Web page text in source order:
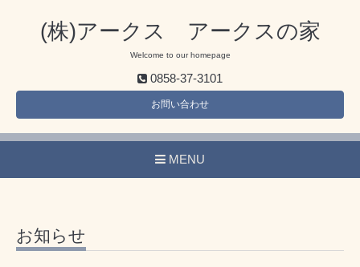
(株)アークス アークスの家
Welcome to our homepage
0858-37-3101
お問い合わせ
MENU
お知らせ